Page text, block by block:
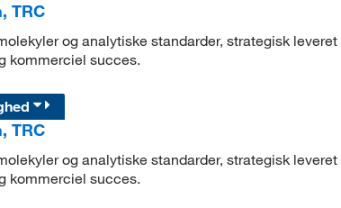
TRC
og analytiske standarder, strategisk
kommerciel succes.
TRC
og analytiske standarder, strategisk
kommerciel succes.